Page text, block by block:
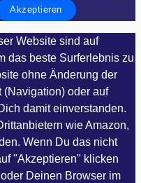
Akzeptieren
Website sind auf
das beste Surferlebnis zu
ohne Änderung der
oder auf
damit einverstanden.
wie Amazon,
Wenn Du das nicht
"Akzeptieren" klicken
Deinen Browser im